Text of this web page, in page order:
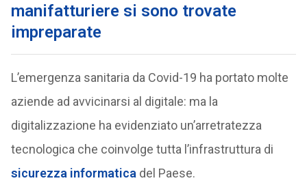
manifatturiere si sono trovate
impreparate
L’emergenza sanitaria da Covid-19 ha portato molte
aziende ad avvicinarsi al digitale: ma la
digitalizzazione ha evidenziato un’arretratezza
tecnologica che coinvolge tutta l’infrastruttura di
sicurezza informatica del Paese.